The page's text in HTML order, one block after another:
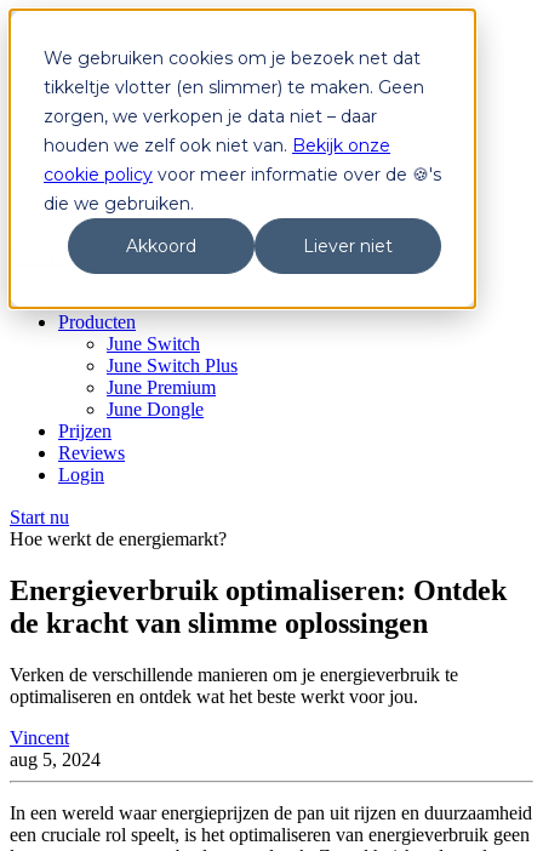
We gebruiken cookies om je bezoek net dat
tikkeltje vlotter (en slimmer) te maken. Geen
zorgen, we verkopen je data niet – daar
houden we zelf ook niet van. Bekijk onze
cookie policy voor meer informatie over de 🍪's
die we gebruiken.
Akkoord
Liever niet
Producten
June Switch
June Switch Plus
June Premium
June Dongle
Prijzen
Login
Start nu
Producten
June Switch
June Switch Plus
June Premium
June Dongle
Prijzen
Reviews
Login
Start nu
Hoe werkt de energiemarkt?
Energieverbruik optimaliseren: Ontdek
de kracht van slimme oplossingen
Verken de verschillende manieren om je energieverbruik te
optimaliseren en ontdek wat het beste werkt voor jou.
Vincent
aug 5, 2024
In een wereld waar energieprijzen de pan uit rijzen en duurzaamheid
een cruciale rol speelt, is het optimaliseren van energieverbruik geen